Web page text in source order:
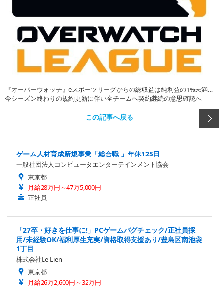
『オーバーウォッチ』eスポーツリーグからの総収益は純利益の1%未満…
今シーズン終わりの規約更新に伴い全チームへ契約継続の意思確認へ
この記事へ戻る
ゲーム人材育成新規事業「総合職 」年休125日
一般社団法人コンピュータエンターテインメント協会
東京都
月給28万円～47万5,000円
正社員
「27卒・好きを仕事に!」PCゲームバグチェック/正社員採
用/未経験OK/福利厚生充実/資格取得支援あり/豊島区南池袋
1丁目
株式会社Le Lien
東京都
月給26万2,600円～32万円